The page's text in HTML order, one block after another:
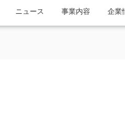
ニュース 事業内容 企業